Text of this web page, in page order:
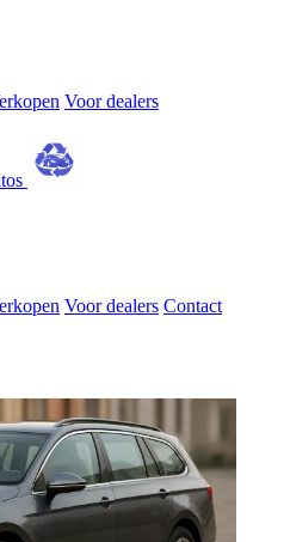
Voor dealers
Voor dealers Contact